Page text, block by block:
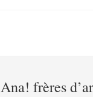
Ana! frères